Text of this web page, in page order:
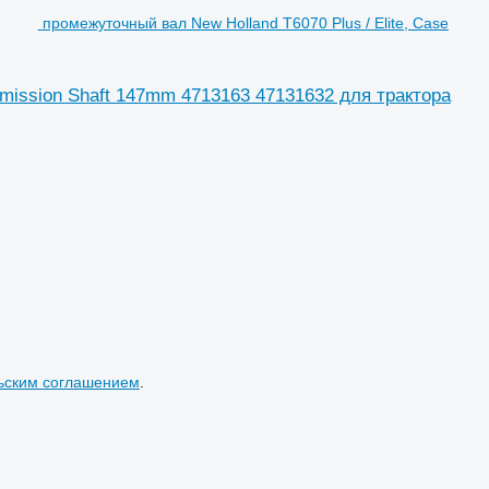
промежуточный вал New Holland T6070 Plus / Elite, Case
Shaft 147mm 4713163 47131632 для трактора
соглашением